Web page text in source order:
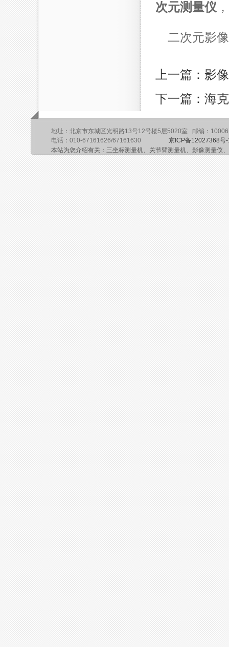
次元测量仪
二次元影
上一篇：影
下一篇：海
地址：北京市东城区光明路13号12号楼5层5020室 邮编：
电话：010-67161626/67161630 京ICP备12027368号
本站为您介绍有关：三坐标测量机、关节臂测量机、影像测量仪